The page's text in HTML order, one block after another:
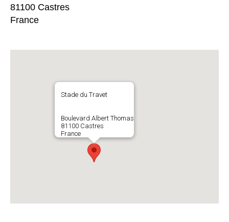
81100 Castres
France
Stade du Travet
Boulevard Albert Thomas
81100 Castres
France